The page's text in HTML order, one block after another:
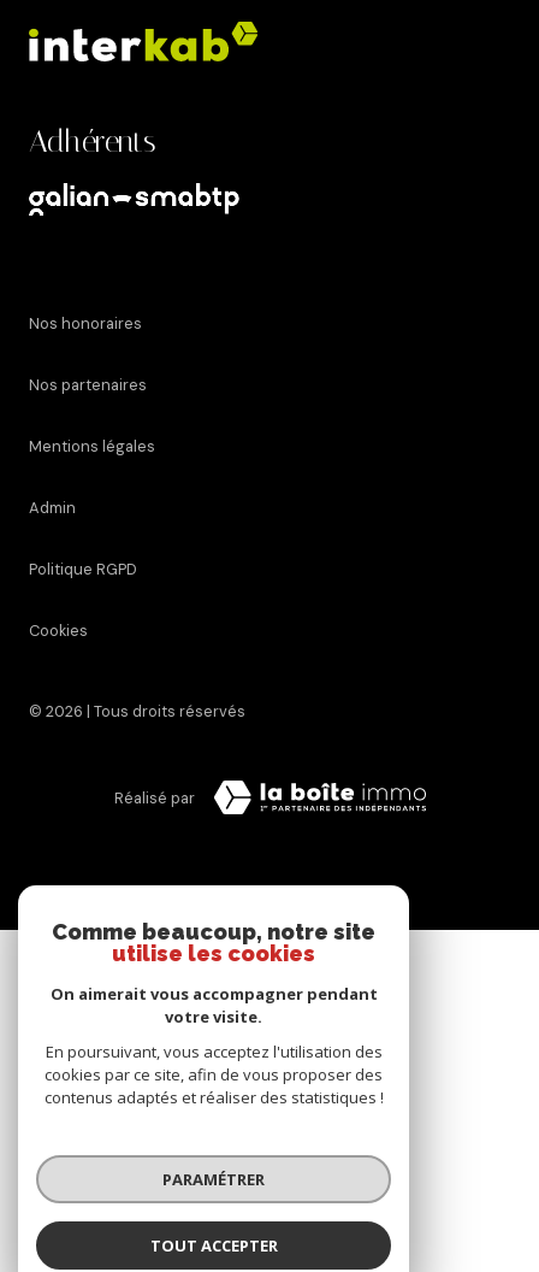
Adhérents
Nos honoraires
Nos partenaires
Mentions légales
Admin
Politique RGPD
Cookies
© 2026 | Tous droits réservés
Réalisé par
Comme beaucoup, notre site
utilise les cookies
On aimerait vous accompagner pendant
votre visite.
En poursuivant, vous acceptez l'utilisation des
cookies par ce site, afin de vous proposer des
contenus adaptés et réaliser des statistiques !
PARAMÉTRER
TOUT ACCEPTER